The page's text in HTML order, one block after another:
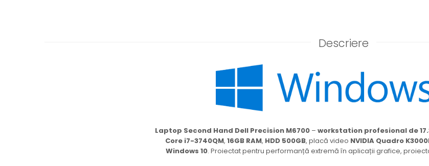
Descriere
Laptop Second Hand Dell Precision M6700– workstation profesional de
Core i7-3740QM, 16GB RAM, HDD 500GB, placă video NVIDIA Quadro
Windows 10. Proiectat pentru performanță extremă în aplicații grafice,